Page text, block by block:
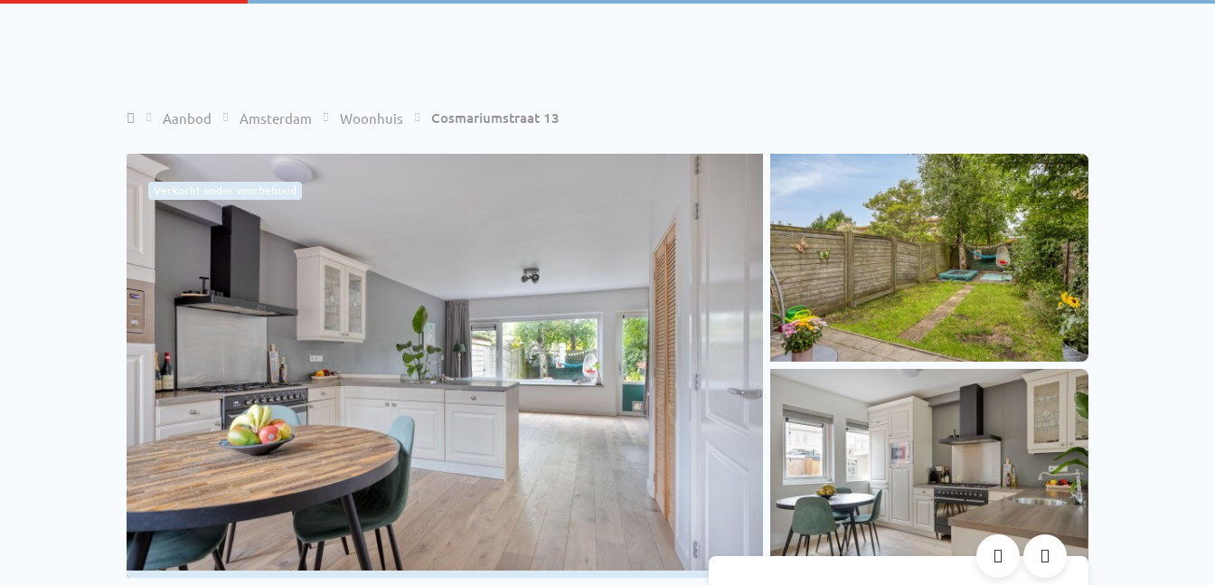
HomeAanbod Amsterdam Woonhuis Cosmariumstraat 13
Verkocht onder voorbehoud